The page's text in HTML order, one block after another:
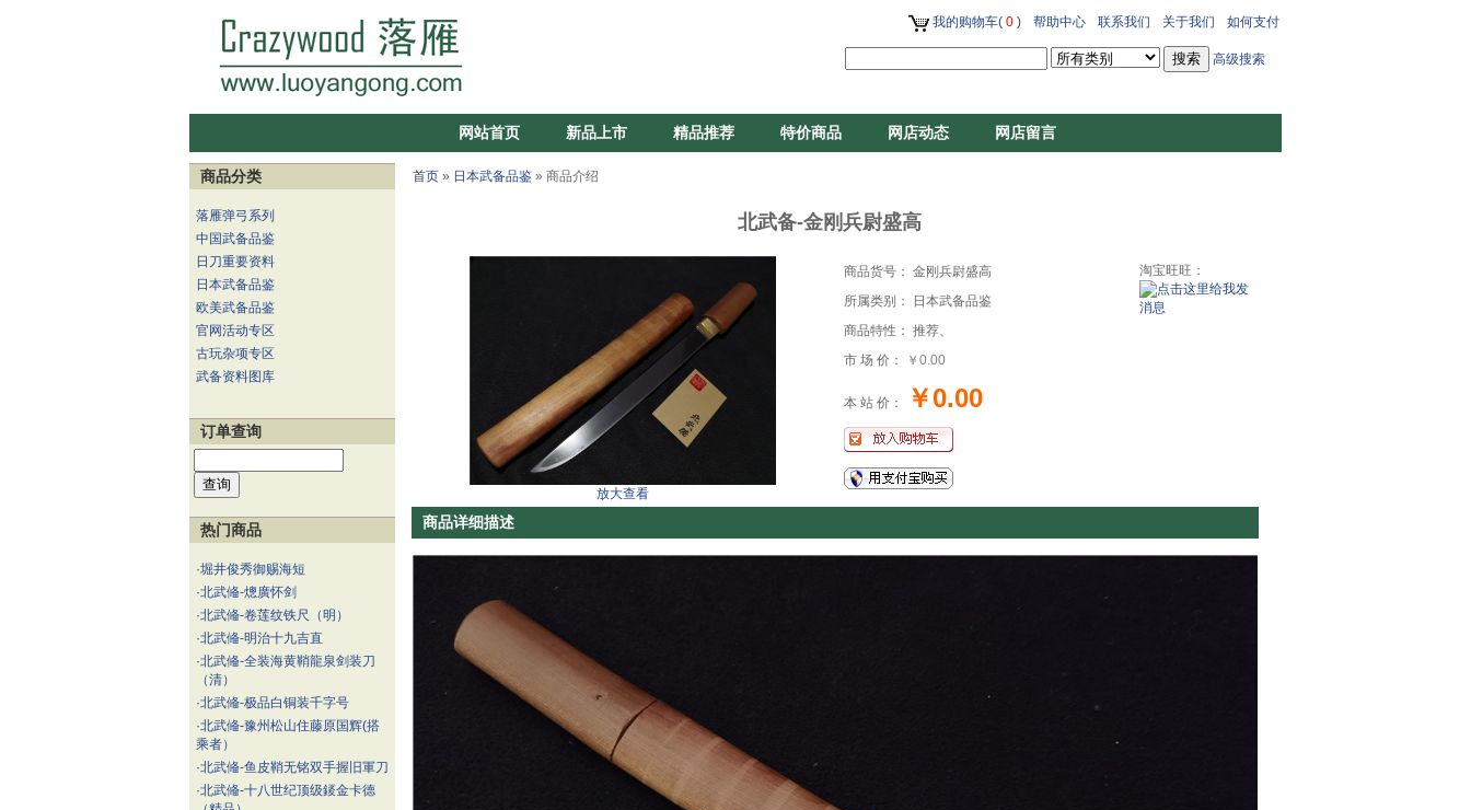
我的购物车( 0 ) 帮助中心 联系我们 关于我们 如何支付
高级搜索
网站首页 新品上市 精品推荐 特价商品 网店动态 网店留言
商品分类
落雁弹弓系列
中国武备品鉴
日刀重要资料
日本武备品鉴
欧美武备品鉴
官网活动专区
古玩杂项专区
武备资料图库
订单查询
热门商品
·堀井俊秀御赐海短
·北武偹-熜廣怀剑
·北武偹-卷莲纹铁尺（明）
·北武偹-明治十九吉直
·北武偹-全装海黄鞘龍泉剑装刀
（清）
·北武偹-极品白铜装千字号
·北武偹-豫州松山住藤原国辉(搭
乘者）
·北武偹-鱼皮鞘无铭双手握旧軍刀
·北武偹-十八世纪顶级錽金卡德
首页 » 日本武备品鉴 » 商品介绍
北武备-金刚兵尉盛高
放大查看
商品货号： 金刚兵尉盛高
所属类别： 日本武备品鉴
商品特性： 推荐、
市 场 价：
￥0.00
本 站 价： ￥0.00
淘宝旺旺：
商品详细描述